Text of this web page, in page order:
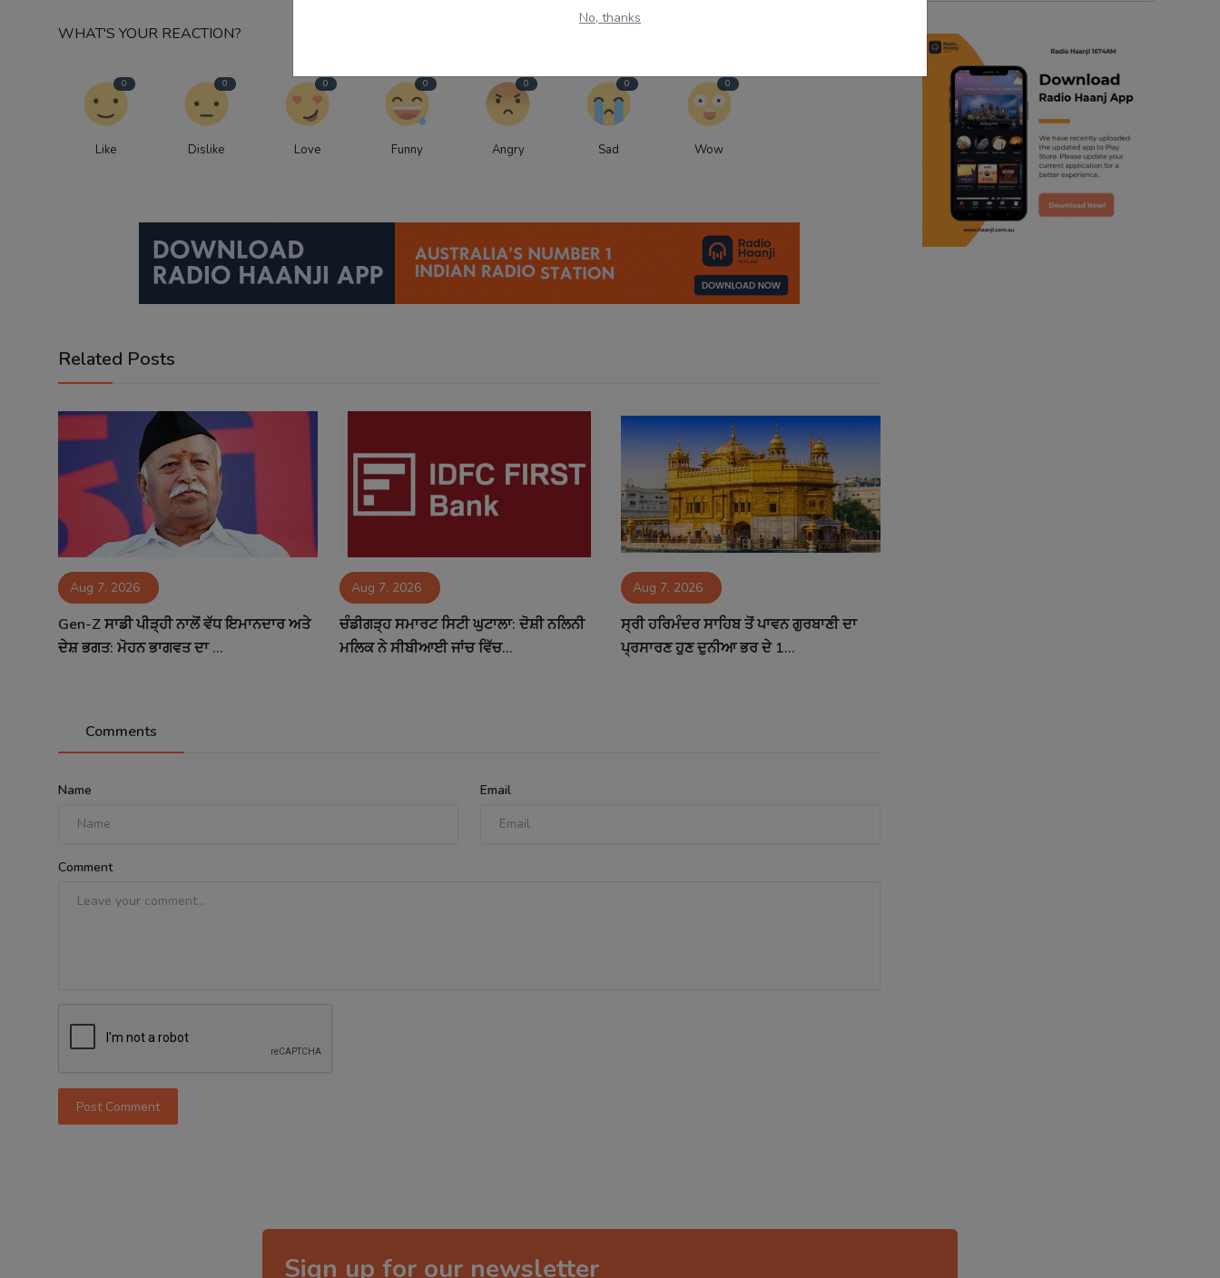
No, thanks
WHAT'S YOUR REACTION?
0
Like
0
Dislike
0
Love
0
Funny
0
Angry
0
Sad
0
Wow
Related Posts
Aug 7, 2026
Gen-Z ਸਾਡੀ ਪੀੜ੍ਹੀ ਨਾਲੋਂ ਵੱਧ ਇਮਾਨਦਾਰ ਅਤੇ
ਦੇਸ਼ ਭਗਤ: ਮੋਹਨ ਭਾਗਵਤ ਦਾ ...
Aug 7, 2026
ਚੰਡੀਗੜ੍ਹ ਸਮਾਰਟ ਸਿਟੀ ਘੁਟਾਲਾ: ਦੋਸ਼ੀ ਨਲਿਨੀ
ਮਲਿਕ ਨੇ ਸੀਬੀਆਈ ਜਾਂਚ ਵਿੱਚ...
Aug 7, 2026
ਸ੍ਰੀ ਹਰਿਮੰਦਰ ਸਾਹਿਬ ਤੋਂ ਪਾਵਨ ਗੁਰਬਾਣੀ ਦਾ
ਪ੍ਰਸਾਰਣ ਹੁਣ ਦੁਨੀਆ ਭਰ ਦੇ 1...
Comments
Name Email
Comment
Post Comment
trending punjabi podcast
ranjodh singh
punjabi podcast australia
radio haanji updates
punjabi kahani
Sign up for our newsletter